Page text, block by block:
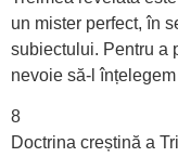
un mister perfect, în
subiectului. Pentru a
nevoie să-l
8
Doctrina creștină a